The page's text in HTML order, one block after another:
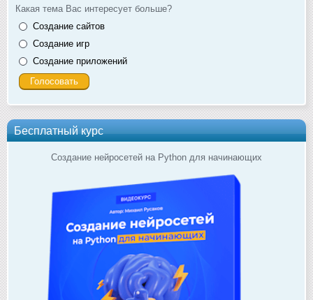
Какая тема Вас интересует больше?
Создание сайтов
Создание игр
Создание приложений
Бесплатный курс
Создание нейросетей на Python для начинающих